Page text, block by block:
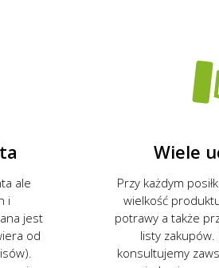
ale
i
jest
od
Wiele
Przy każdym
wielkość
potrawy a także
listy zakupów.
konsultujemy